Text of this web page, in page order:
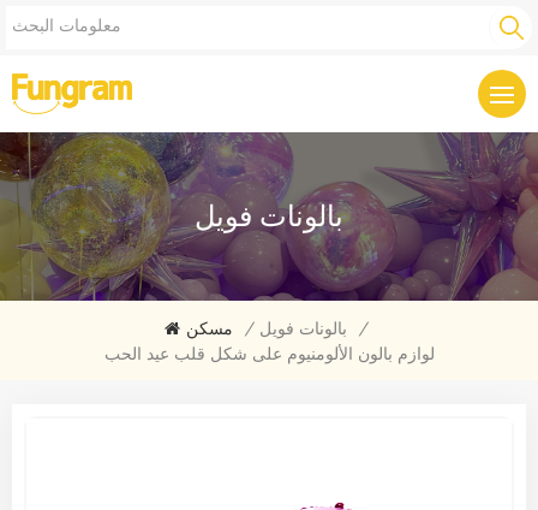
بالونات فويل
مسكن / بالونات فويل
/
لوازم بالون الألومنيوم على شكل قلب عيد الحب